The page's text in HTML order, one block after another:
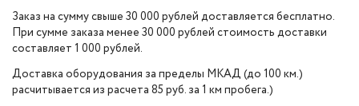
Заказ на сумму свыше 30 000 рублей доставляется бесплатно.
При сумме заказа менее 30 000 рублей стоимость доставки
составляет 1 000 рублей.
Доставка оборудования за пределы МКАД (до 100 км.)
расчитывается из расчета 85 руб. за 1 км пробега.)